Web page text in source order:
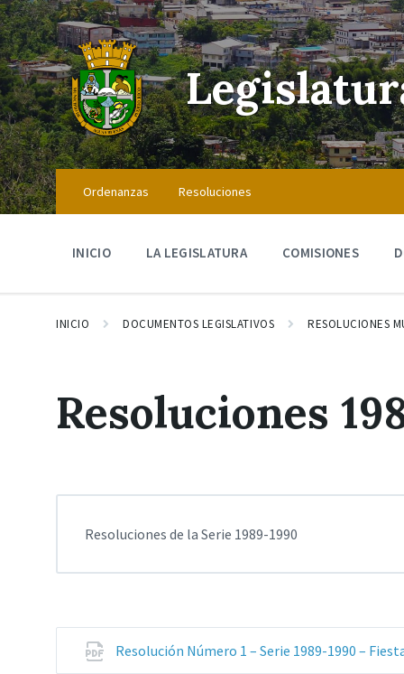
Skip
to
content
Skip
to
main
navigation
Skip
to
footer
Ordenanzas Resoluciones
INICIO LA LEGISLATURA COMISIONES
INICIO DOCUMENTOS LEGISLATIVOS RESOLUCIONES
Resoluciones
Resoluciones de la Serie 1989-1990
Resolución Número 1 – Serie 1989-1990 –